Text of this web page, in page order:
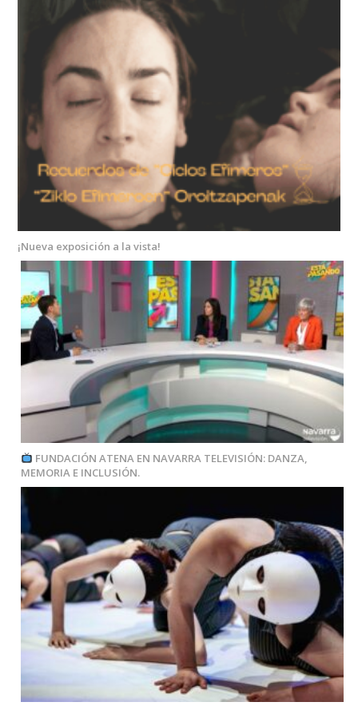
¡Nueva exposición a la vista!
FUNDACIÓN ATENA EN NAVARRA TELEVISIÓN: DANZA,
MEMORIA E INCLUSIÓN.